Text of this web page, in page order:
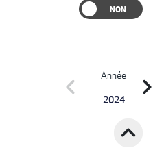
Année
2024
chevron_left
expand_less